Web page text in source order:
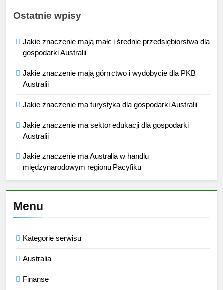
Ostatnie wpisy
Jakie znaczenie mają małe i średnie przedsiębiorstwa dla
gospodarki Australii
Jakie znaczenie mają górnictwo i wydobycie dla PKB
Australii
Jakie znaczenie ma turystyka dla gospodarki Australii
Jakie znaczenie ma sektor edukacji dla gospodarki
Australii
Jakie znaczenie ma Australia w handlu
międzynarodowym regionu Pacyfiku
Menu
Kategorie serwisu
Australia
Finanse